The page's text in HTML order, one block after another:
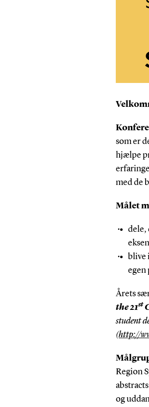
som er
hjælpe
med de
Målet
dele,
blive
egen
Årets
the 21st
student
(http://
Region
og